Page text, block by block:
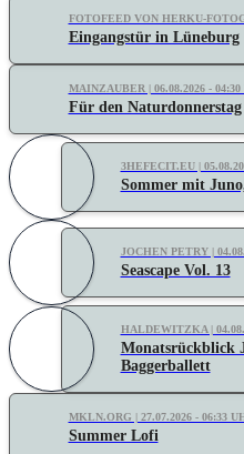
FOTOFEED VON HERKU-
Eingangstür in Lüneburg
MAINZAUBER | 06.08.2026 - 04:30
Für den Naturdonnerstag
3HEFECIT.EU |
Sommer mit
JOCHEN PETRY |
Seascape Vol. 13
HALDEWITZKA |
Monatsrückblick
Baggerballett
MKLN.ORG | 27.07.2026 - 06:33
Summer Lofi